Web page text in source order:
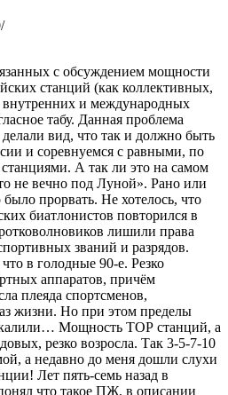
с обсуждением мощности
станций (как коллективных,
и международных
табу. Данная проблема
делали вид, что так и должно быть
и соревнуемся с равными, по
А так ли это на самом
не вечно под Луной». Рано или
прорвать. Не хотелось, что
биатлонистов повторился в
лишили права
званий и разрядов.
в голодные 90-е. Резко
аппаратов, причём
плеяда спортсменов,
жизни. Но при этом пределы
Мощность ТОР станций, а
резко возросла. Так 3-5-7-10
а недавно до меня дошли слухи
Лет пять-семь назад в
что такое ПЖ, в описании